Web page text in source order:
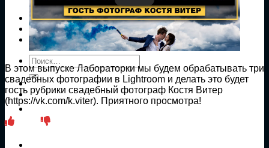
Экшены Photoshop
Магазин
Публикации
Контакты
Искать:
В этом выпуске Лабораторки мы будем обрабатывать три
свадебных фотографии в Lightroom и делать это будет
гость рубрики свадебный фотограф Костя Витер
(https://vk.com/k.viter). Приятного просмотра!